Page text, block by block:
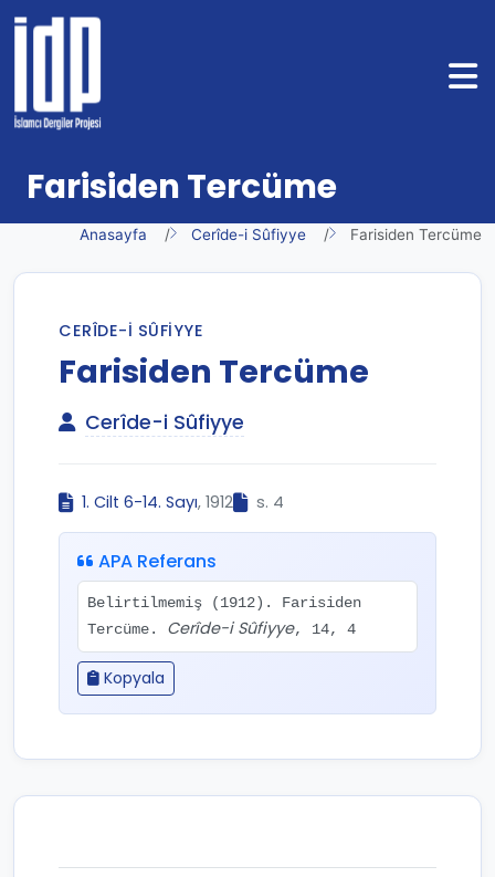
Farisiden Tercüme
Anasayfa Cerîde-i Sûfiyye Farisiden Tercüme
CERÎDE-I SÛFIYYE
Farisiden Tercüme
Cerîde-i Sûfiyye
1. Cilt 6-14. Sayı, 1912 s. 4
APA Referans
Belirtilmemiş (1912). Farisiden
Tercüme. Cerîde-i Sûfiyye, 14, 4
Kopyala